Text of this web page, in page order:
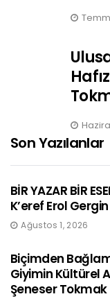
Son Yazılanlar
BİR YAZAR BİR
K’eref Erol Gergin
Ağustos 1, 2026
Biçimden
Giyimin Kültürel
Şeneser Tokmak